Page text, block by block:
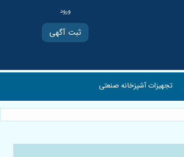
ثبت آگهی
تجهیزات آشپزخانه صنعتی